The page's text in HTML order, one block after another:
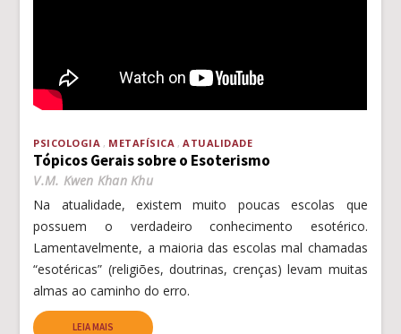
PSICOLOGIA METAFÍSICA ATUALIDADE
Tópicos Gerais sobre o Esoterismo
V.M. Kwen Khan Khu
Na atualidade, existem muito poucas escolas que
possuem o verdadeiro conhecimento esotérico.
Lamentavelmente, a maioria das escolas mal chamadas
“esotéricas” (religiões, doutrinas, crenças) levam muitas
almas ao caminho do erro.
LEIA MAIS